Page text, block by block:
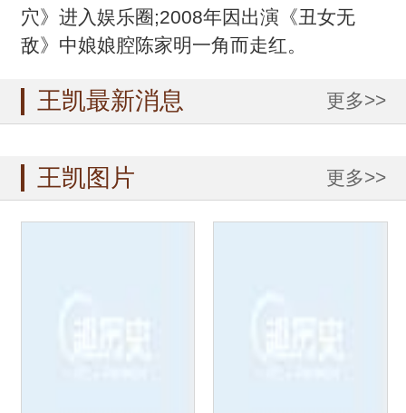
穴》进入娱乐圈;2008年因出演《丑女无
敌》中娘娘腔陈家明一角而走红。
王凯最新消息 更多>>
王凯图片 更多>>